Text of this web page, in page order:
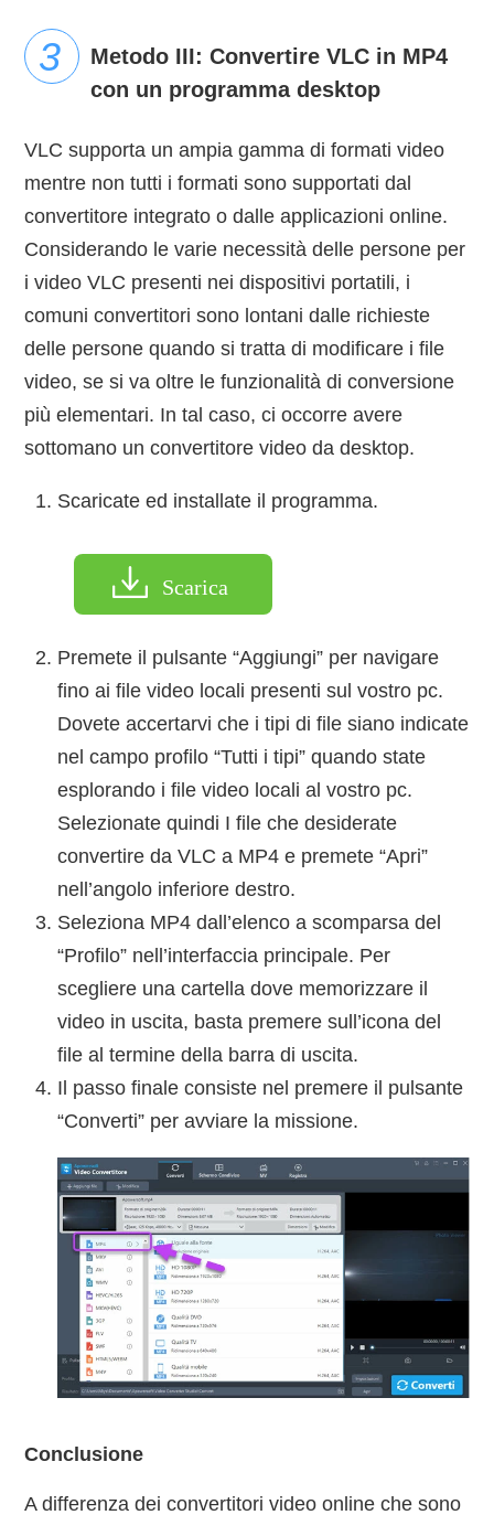
Metodo III: Convertire VLC in MP4
con un programma desktop
VLC supporta un ampia gamma di formati video
mentre non tutti i formati sono supportati dal
convertitore integrato o dalle applicazioni online.
Considerando le varie necessità delle persone per
i video VLC presenti nei dispositivi portatili, i
comuni convertitori sono lontani dalle richieste
delle persone quando si tratta di modificare i file
video, se si va oltre le funzionalità di conversione
più elementari. In tal caso, ci occorre avere
sottomano un convertitore video da desktop.
Scaricate ed installate il programma.
Scarica
Premete il pulsante “Aggiungi” per navigare
fino ai file video locali presenti sul vostro pc.
Dovete accertarvi che i tipi di file siano indicate
nel campo profilo “Tutti i tipi” quando state
esplorando i file video locali al vostro pc.
Selezionate quindi I file che desiderate
convertire da VLC a MP4 e premete “Apri”
nell’angolo inferiore destro.
Seleziona MP4 dall’elenco a scomparsa del
“Profilo” nell’interfaccia principale. Per
scegliere una cartella dove memorizzare il
video in uscita, basta premere sull’icona del
file al termine della barra di uscita.
Il passo finale consiste nel premere il pulsante
“Converti” per avviare la missione.
Conclusione
A differenza dei convertitori video online che sono